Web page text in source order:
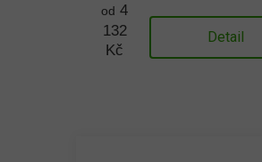
od 4
132
Kč
Detail